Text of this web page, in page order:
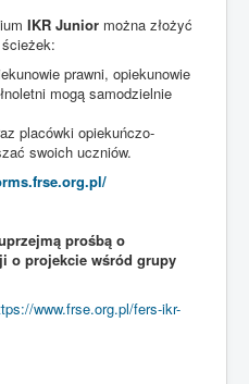
IKR Junior można złożyć
prawni, opiekunowie
mogą samodzielnie
placówki opiekuńczo-
swoich uczniów.
prośbą o
o projekcie wśród grupy
www.frse.org.pl/fers-ikr-